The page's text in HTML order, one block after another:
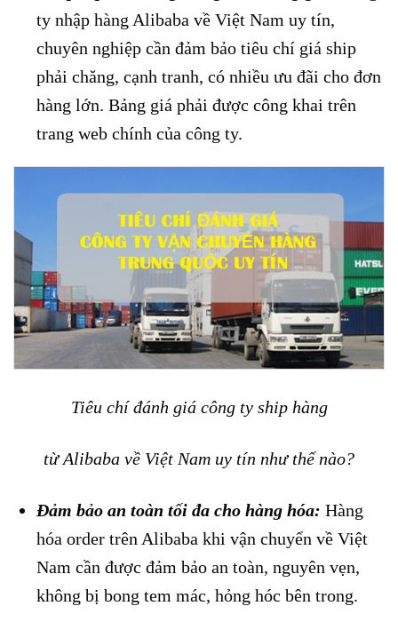
ty nhập hàng Alibaba về Việt Nam uy tín,
chuyên nghiệp cần đảm bảo tiêu chí giá ship
phải chăng, cạnh tranh, có nhiều ưu đãi cho đơn
hàng lớn. Bảng giá phải được công khai trên
trang web chính của công ty.
Tiêu chí đánh giá công ty ship hàng
từ Alibaba về Việt Nam uy tín như thế nào?
Đảm bảo an toàn tối đa cho hàng hóa: Hàng
hóa order trên Alibaba khi vận chuyển về Việt
Nam cần được đảm bảo an toàn, nguyên vẹn,
không bị bong tem mác, hỏng hóc bên trong.